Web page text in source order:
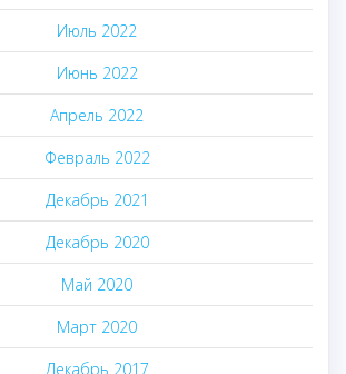
Июль 2022
Июнь 2022
Апрель 2022
Февраль 2022
Декабрь 2021
Декабрь 2020
Май 2020
Март 2020
Декабрь 2017